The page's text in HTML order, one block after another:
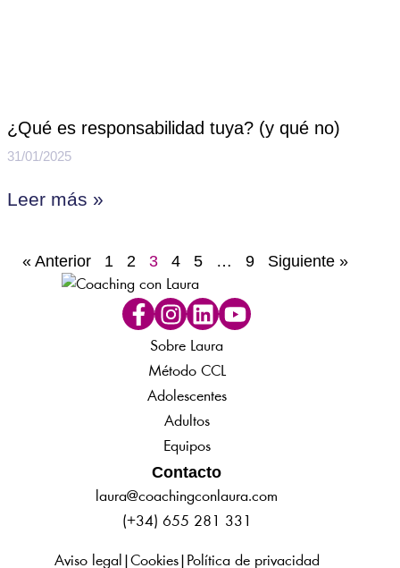
¿Qué es responsabilidad tuya? (y qué no)
31/01/2025
Leer más »
« Anterior 1 2 3 4 5 … 9 Siguiente »
Sobre Laura
Método CCL
Adolescentes
Adultos
Equipos
Contacto
laura@coachingconlaura.com
(+34) 655 281 331
Aviso legal Cookies| Política de privacidad